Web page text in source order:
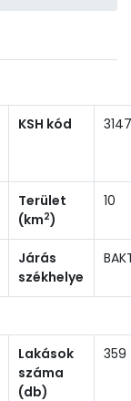
KSH kód
Terület
(km2)
10
Járás
székhelye
Lakások
száma
(db)
359